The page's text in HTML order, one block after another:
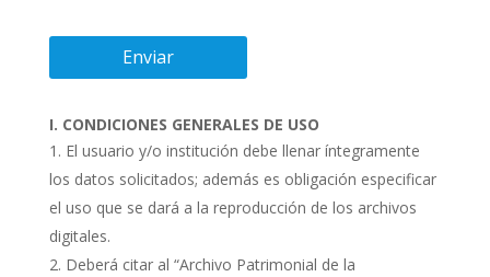
I. CONDICIONES GENERALES DE USO
El usuario y/o institución debe llenar íntegramente
los datos solicitados; además es obligación especificar
el uso que se dará a la reproducción de los archivos
digitales.
Deberá citar al “Archivo Patrimonial de la